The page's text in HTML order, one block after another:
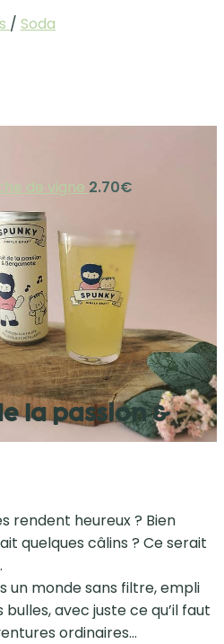
/ Soda
de vigne 2.70€
la passion &
rendent heureux ? Bien
quelques câlins ? Ce serait
un monde sans filtre, empli
avec juste ce qu’il faut
ordinaires…